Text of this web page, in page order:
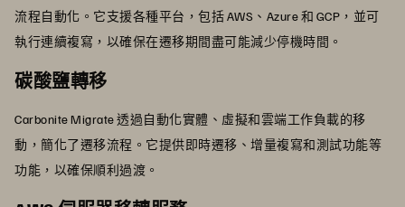
流程自動化。它支援各種平台，包括 AWS、Azure 和 GCP，並可
執行連續複寫，以確保在遷移期間盡可能減少停機時間。
碳酸鹽轉移
Carbonite Migrate 透過自動化實體、虛擬和雲端工作負載的移
動，簡化了遷移流程。它提供即時遷移、增量複寫和測試功能等
功能，以確保順利過渡。